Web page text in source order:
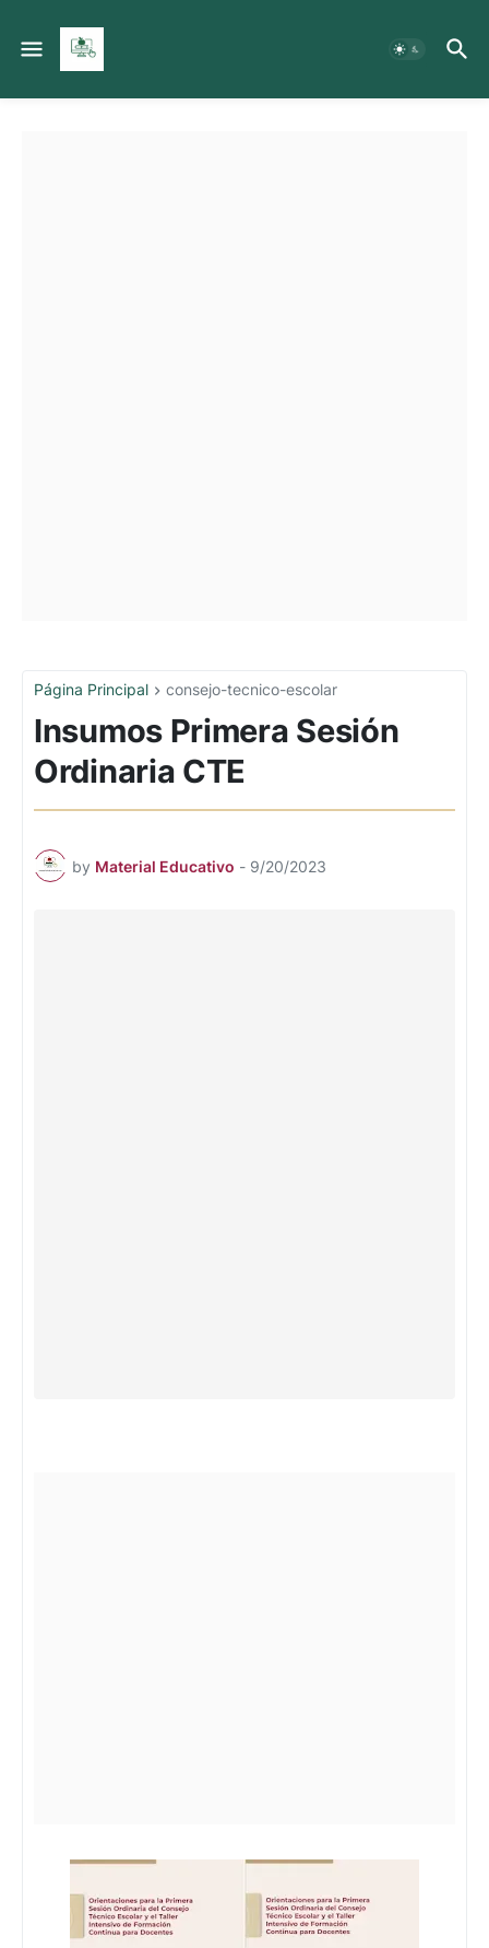
Página Principal consejo-tecnico-escolar
Insumos Primera Sesión
Ordinaria CTE
by Material Educativo - 9/20/2023